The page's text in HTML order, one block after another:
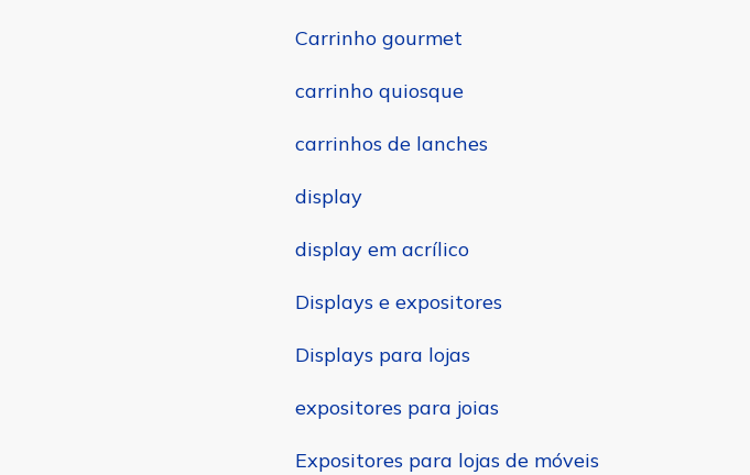
Carrinho gourmet
carrinho quiosque
carrinhos de lanches
display
display em acrílico
Displays e expositores
Displays para lojas
expositores para joias
Expositores para lojas de móveis